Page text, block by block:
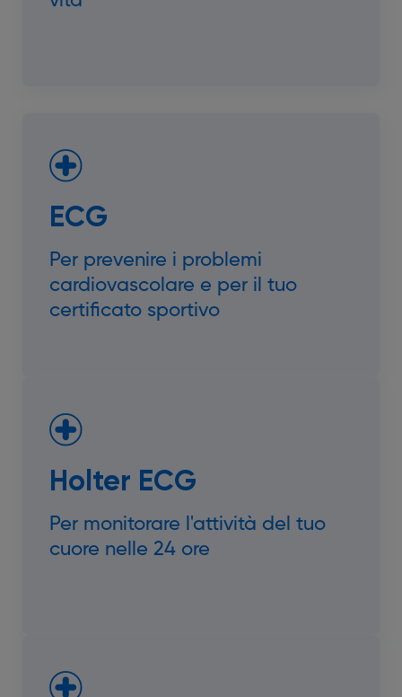
ECG
Per prevenire i problemi
cardiovascolare e per il tuo
certificato sportivo
Holter ECG
Per monitorare l'attività del tuo
cuore nelle 24 ore